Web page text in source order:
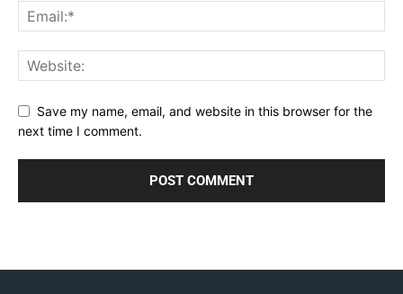
Save my name, email, and website in this browser for the
next time I comment.